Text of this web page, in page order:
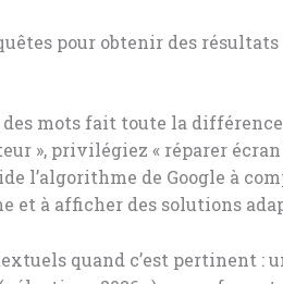
pour obtenir des
mots fait toute la
», privilégiez « réparer écran
l’algorithme de Google à
et à afficher des solutions
quand c’est pertinent :